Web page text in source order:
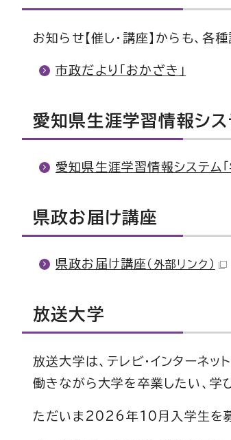
お知らせ【催し・講座】からも、各
市政だより「おかざき」
愛知県生涯学習情報シス
愛知県生涯学習情報システム「
県政お届け講座
県政お届け講座（外部リンク）
放送大学
放送大学は、テレビ・インターネ
働きながら大学を卒業したい、学
ただいま2026年10月入学生を募